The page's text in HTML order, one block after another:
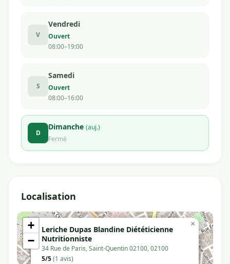
V
Vendredi
Ouvert
08:00–19:00
S
Samedi
Ouvert
08:00–16:00
D
Dimanche (auj.)
Fermé
Localisation
Leriche Dupas Blandine Diététicienne
Nutritionniste
34 Rue de Paris, Saint-Quentin 02100, 02100
5/5(1 avis)
×
+
−